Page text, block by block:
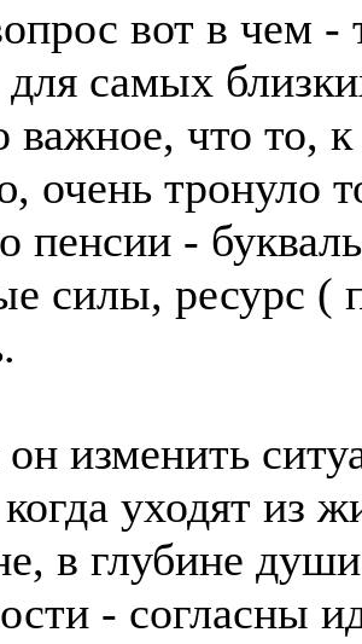
вот в чем
для самых
важное, что то,
очень тронуло
пенсии -
силы, ресурс (
изменить
уходят из
в глубине
- согласны